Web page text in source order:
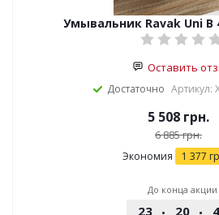
Умывальник Ravak Uni B
Оставить
Достаточно Артикул:
5 508 грн.
6 885грн.
Экономия 1 377
До конца акции
23 20